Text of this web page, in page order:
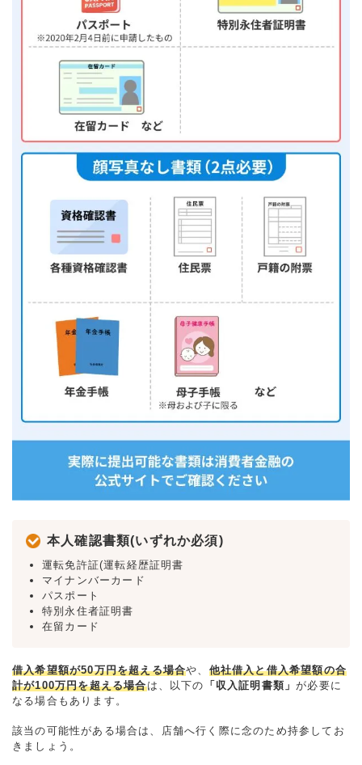
本人確認書類(いずれか必須)
運転免許証(運転経歴証明書
マイナンバーカード
パスポート
特別永住者証明書
在留カード
借入希望額が50万円を超える場合や、 他社借入と借入希望額の合
計が100万円を超える場合は、以下の 「収入証明書類」が必要に
なる場合もあります。
該当の可能性がある場合は、店舗へ行く際に念のため持参してお
きましょう。